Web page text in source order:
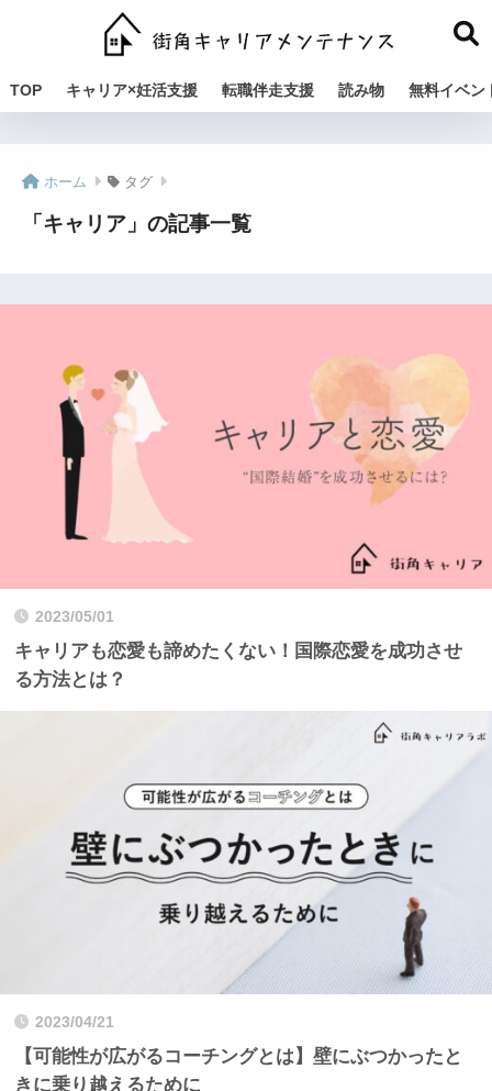
TOP キャリア×妊活支援 転職伴走支援 読み物 無料イベン
ホーム タグ
「キャリア」の記事一覧
2023/05/01
キャリアも恋愛も諦めたくない！国際恋愛を成功させ
る方法とは？
2023/04/21
【可能性が広がるコーチングとは】壁にぶつかったと
きに乗り越えるために